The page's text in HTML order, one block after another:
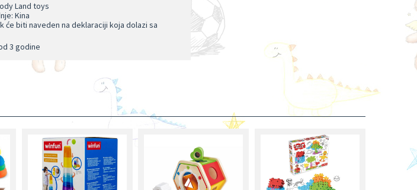
Land toys
Kina
će biti naveden na deklaraciji koja dolazi sa
3 godine